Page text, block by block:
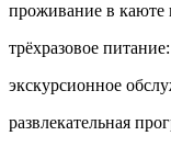
проживание в каюте
трёхразовое
экскурсионное
развлекательная